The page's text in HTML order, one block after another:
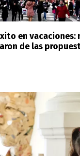
en vacaciones:
de las